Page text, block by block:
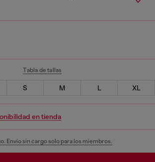
Tabla de tallas
S M L XL
en tienda
Envío sin cargo solo para los miembros.